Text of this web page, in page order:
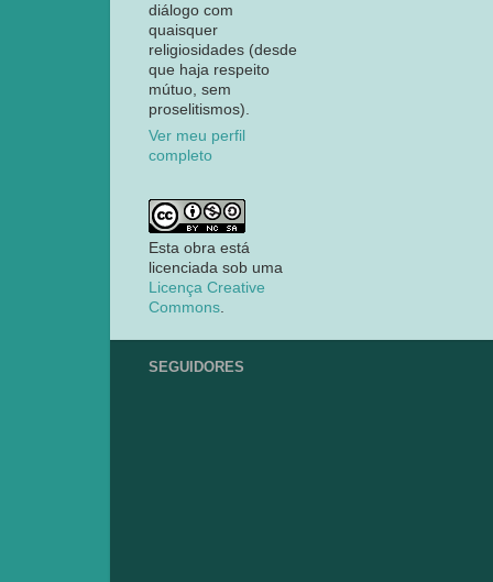
diálogo com
quaisquer
religiosidades (desde
que haja respeito
mútuo, sem
proselitismos).
Ver meu perfil
completo
Esta obra está
licenciada sob uma
Licença Creative
Commons.
SEGUIDORES